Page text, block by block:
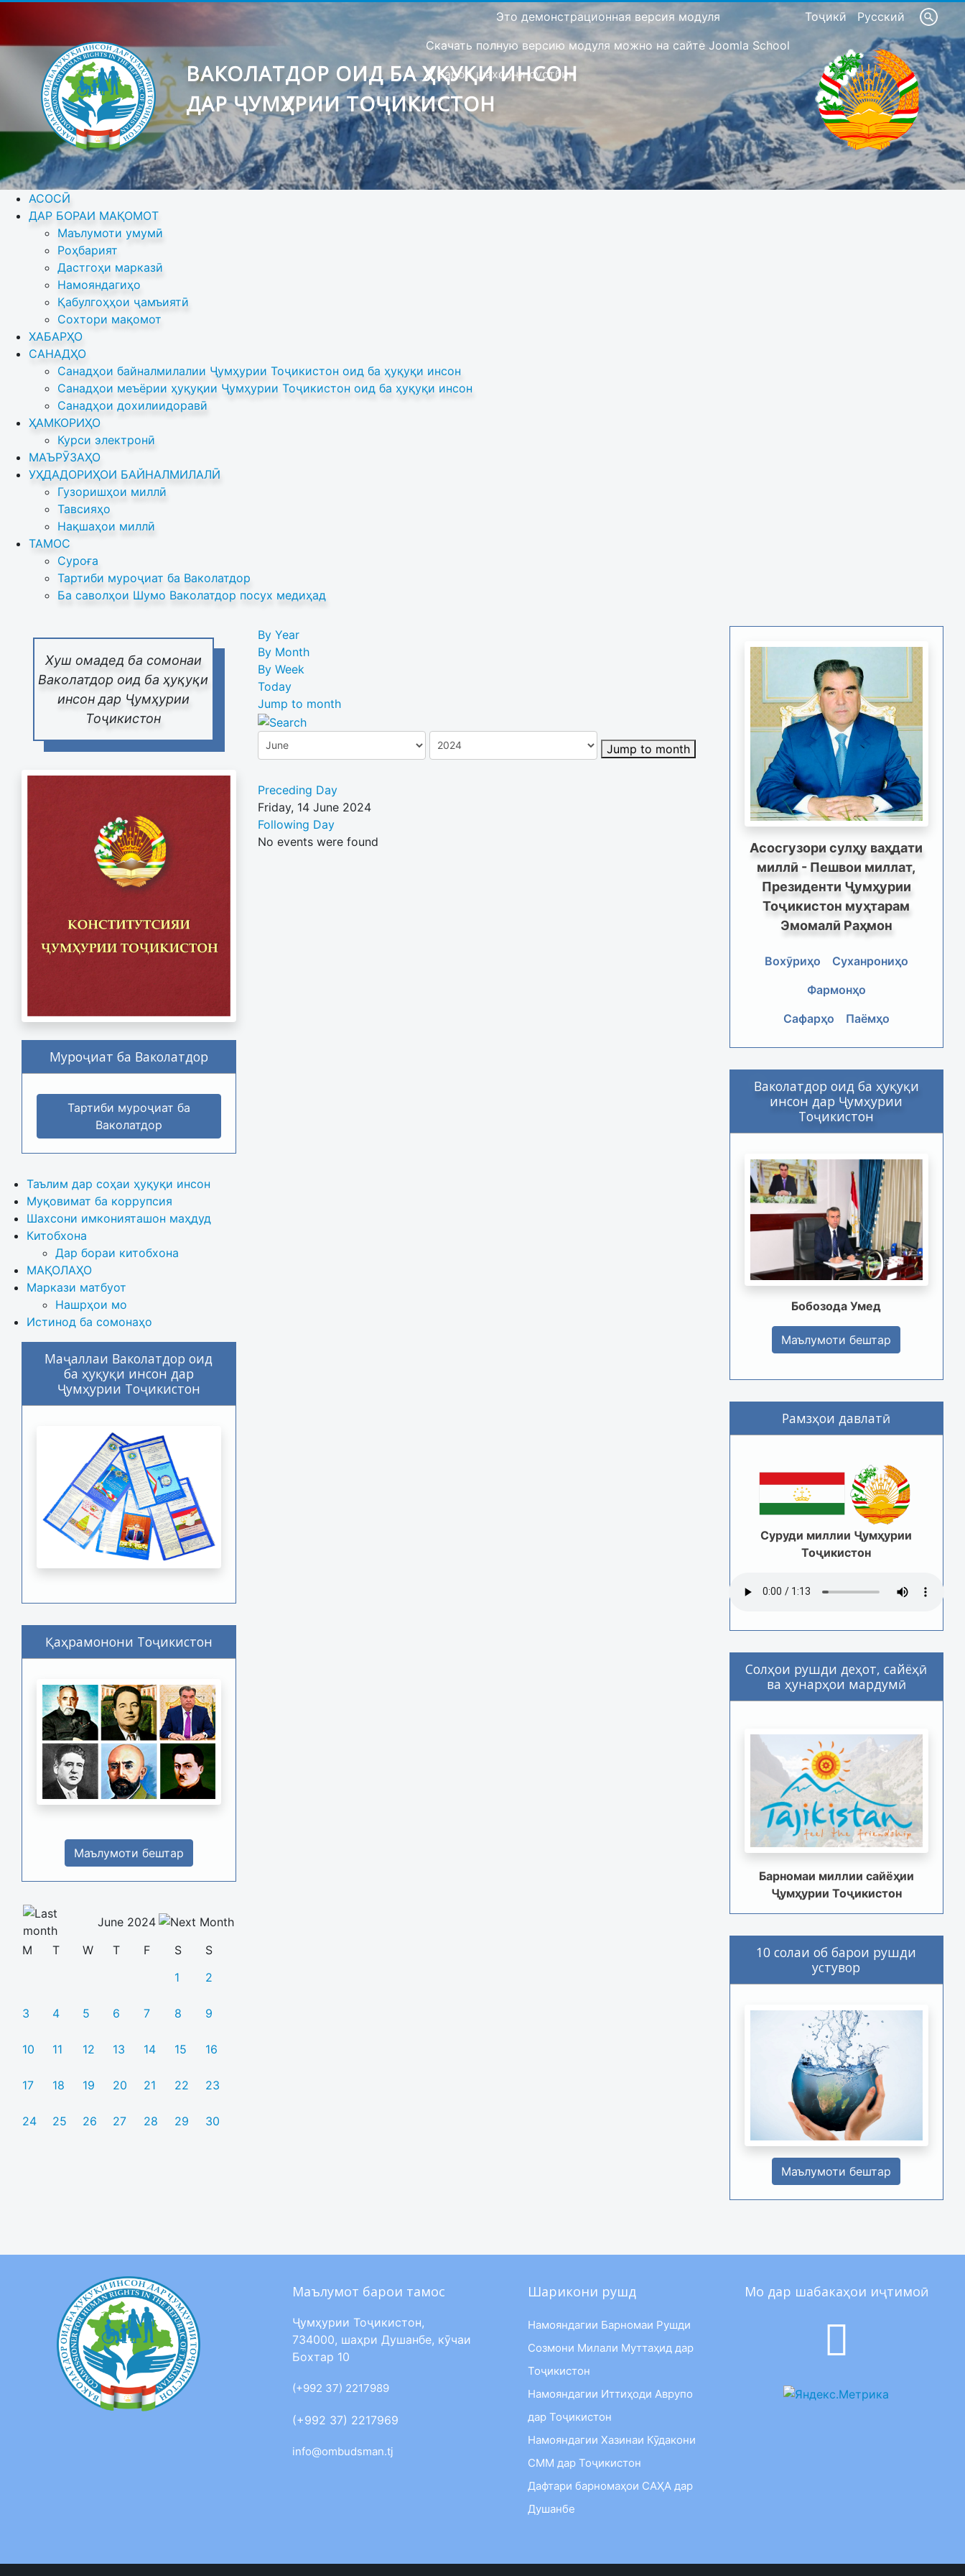
Тоҷикӣ Русский
Это демонстрационная версия модуля
Скачать полную версию модуля можно на сайте Joomla School
Барои шахсони сустбин
ВАКОЛАТДОР ОИД БА ҲУҚУҚИ ИНСОН
ДАР ҶУМҲУРИИ ТОҶИКИСТОН
АСОСӢ
ДАР БОРАИ МАҚОМОТ
Маълумоти умумӣ
Роҳбарият
Дастгоҳи марказӣ
Намояндагиҳо
Қабулгоҳҳои ҷамъиятӣ
Сохтори мақомот
ХАБАРҲО
САНАДҲО
Санадҳои байналмилалии Ҷумҳурии Тоҷикистон оид ба ҳуқуқи инсон
Санадҳои меъёрии ҳуқуқии Ҷумҳурии Тоҷикистон оид ба ҳуқуқи инсон
Санадҳои дохилиидоравӣ
ҲАМКОРИҲО
Курси электронӣ
МАЪРӮЗАҲО
УҲДАДОРИҲОИ БАЙНАЛМИЛАЛӢ
Гузоришҳои миллӣ
Тавсияҳо
Нақшаҳои миллӣ
ТАМОС
Суроға
Тартиби муроҷиат ба Ваколатдор
Ба саволҳои Шумо Ваколатдор посух медиҳад
Хуш омадед ба сомонаи
Ваколатдор оид ба ҳуқуқи
инсон дар Ҷумҳурии
Тоҷикистон
Муроҷиат ба Ваколатдор
Тартиби муроҷиат ба
Ваколатдор
Таълим дар соҳаи ҳуқуқи инсон
Муқовимат ба коррупсия
Шахсони имконияташон маҳдуд
Китобхона
Дар бораи китобхона
МАҚОЛАҲО
Маркази матбуот
Нашрҳои мо
Истинод ба сомонаҳо
Маҷаллаи Ваколатдор оид
ба ҳуқуқи инсон дар
Ҷумҳурии Тоҷикистон
Қаҳрамонони Тоҷикистон
Маълумоти бештар
June 2024
M
T W T F S
S
1
2
3 4 5 6 7 8 9
10 11 12 13 14 15 16
17 18 19 20 21 22 23
24 25 26 27 28 29 30
By Year
By Month
By Week
Today
Jump to month
Jump to month
Preceding Day
Friday, 14 June 2024
Following Day
No events were found
Асосгузори сулҳу ваҳдати
миллӣ - Пешвои миллат,
Президенти Ҷумҳурии
Тоҷикистон муҳтарам
Эмомалӣ Раҳмон
Вохӯриҳо
Суханрониҳо
Фармонҳо
Сафарҳо
Паёмҳо
Ваколатдор оид ба ҳуқуқи
инсон дар Ҷумҳурии
Тоҷикистон
Бобозода Умед
Маълумоти бештар
Рамзҳои давлатӣ
Суруди миллии Ҷумҳурии
Тоҷикистон
Солҳои рушди деҳот, сайёҳӣ
ва ҳунарҳои мардумӣ
Барномаи миллии сайёҳии
Ҷумҳурии Тоҷикистон
10 солаи об барои рушди
устувор
Маълумоти бештар
Маълумот барои тамос
Ҷумҳурии Тоҷикистон,
734000, шаҳри Душанбе, кӯчаи
Бохтар 10
(+992 37) 2217989
(+992 37) 2217969
info@ombudsman.tj
Шарикони рушд
Намояндагии Барномаи Рушди
Созмони Милали Муттаҳид дар
Тоҷикистон
Намояндагии Иттиҳоди Аврупо
дар Тоҷикистон
Намояндагии Хазинаи Кӯдакони
СММ дар Тоҷикистон
Дафтари барномаҳои САҲА дар
Душанбе
Мо дар шабакаҳои иҷтимоӣ